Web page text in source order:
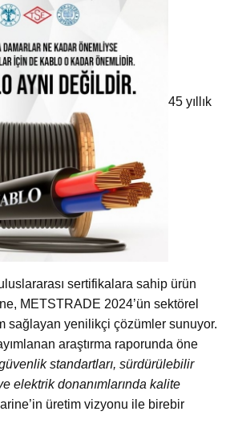
45 yıllık
sertifikalara sahip ürün
METSTRADE 2024’ün sektörel
sağlayan yenilikçi çözümler sunuyor.
araştırma raporunda öne
standartları, sürdürülebilir
elektrik donanımlarında kalite
üretim vizyonu ile birebir